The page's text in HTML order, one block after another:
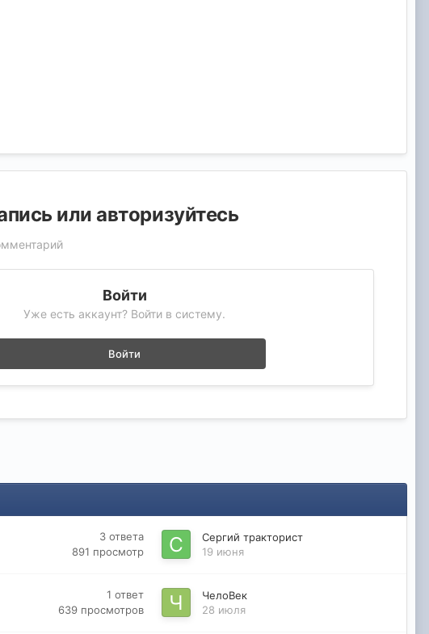
или авторизуйтесь
Войти
Уже есть аккаунт? Войти в систему.
Войти
3 ответа
891 просмотр
Сергий тракторист
19 июня
1 ответ
639 просмотров
ЧелоВек
28 июля